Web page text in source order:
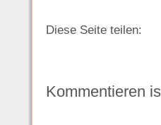
Diese Seite teilen:
Kommentieren